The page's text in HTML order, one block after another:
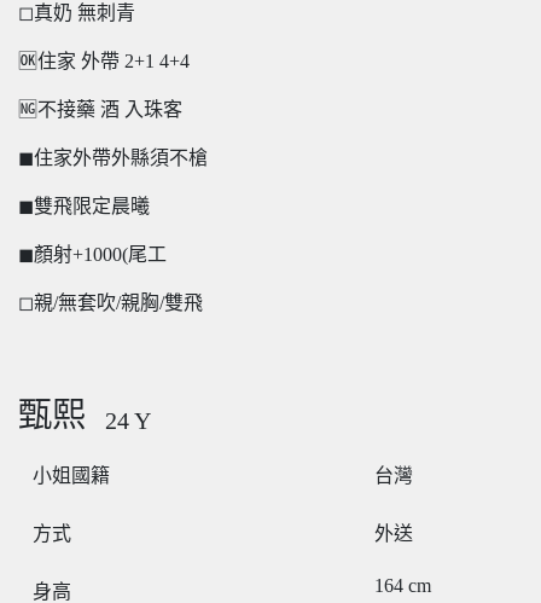
◻真奶 無刺青
🆗住家 外帶 2+1 4+4
🆖不接藥 酒 入珠客
◼住家外帶外縣須不槍
◼雙飛限定晨曦
◼顏射+1000(尾工
◻親/無套吹/親胸/雙飛
甄熙 24Y
小姐國籍 台灣
方式 外送
身高 164 cm